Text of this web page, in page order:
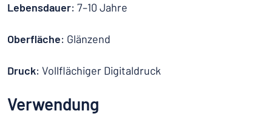
Lebensdauer: 7–10 Jahre
Oberfläche: Glänzend
Druck: Vollflächiger Digitaldruck
Verwendung